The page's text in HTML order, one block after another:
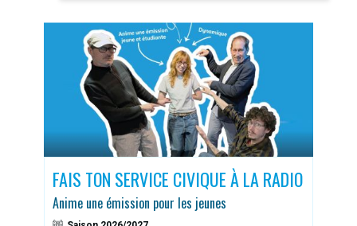
FAIS TON SERVICE CIVIQUE À LA RADIO
Anime une émission pour les jeunes